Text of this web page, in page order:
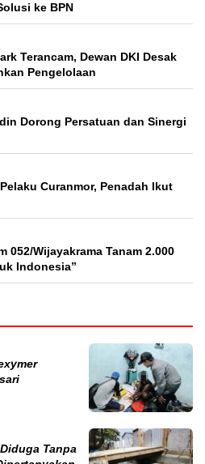
ke BPN
Terancam, Dewan DKI Desak
Pengelolaan
Dorong Persatuan dan Sinergi
Curanmor, Penadah Ikut
052/Wijayakrama Tanam 2.000
Indonesia”
Tanpa